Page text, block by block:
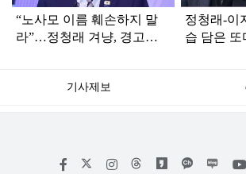
“노사모 이름 훼손하지 말
라”…정청래 겨냥, 경고장
정청래-이
습 담은 또
기사제보
페
인